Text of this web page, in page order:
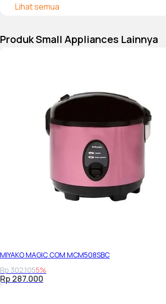
Lihat semua
• Motor yang lebih bertenaga
Produk Small Appliances Lainnya
MIYAKO MAGIC COM MCM508SBC
Rp 302.1055%
Rp 287.000